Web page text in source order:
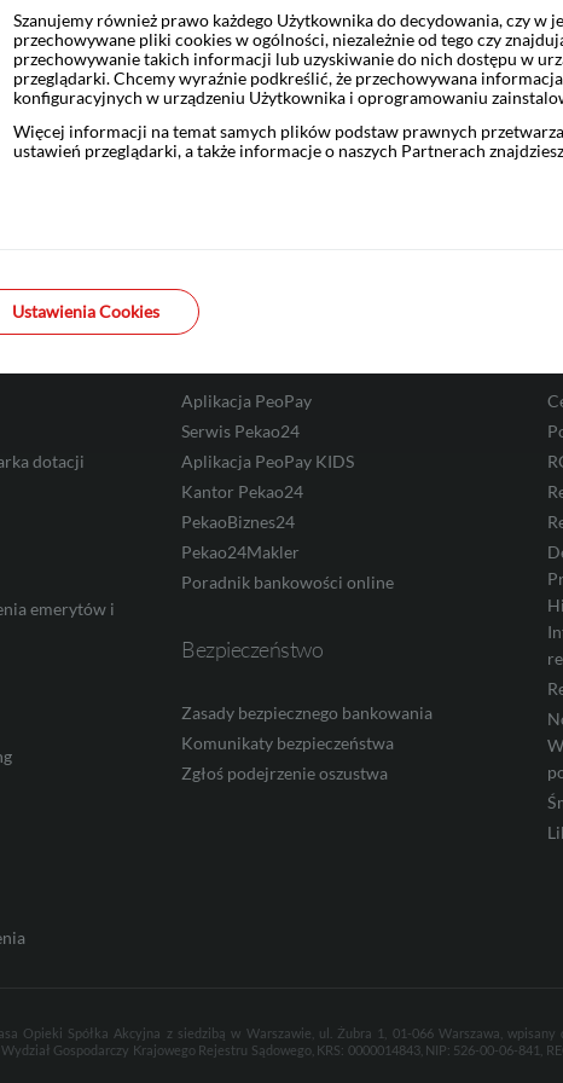
EUR
CHF
CAD
dotacji
emerytów i
Bankowość elektroniczna
Aplikacja PeoPay
Serwis Pekao24
Aplikacja PeoPay KIDS
Kantor Pekao24
PekaoBiznes24
Pekao24Makler
Poradnik bankowości online
Bezpieczeństwo
Zasady bezpiecznego bankowania
Komunikaty bezpieczeństwa
Zgłoś podejrzenie oszustwa
Opieki Spółka Akcyjna z siedzibą w Warszawie, ul. Żubra 1, 01-066 Warszawa,
Gospodarczy Krajowego Rejestru Sądowego, KRS: 0000014843, NIP: 526-00-06-841,
Szanujemy również prawo każdego Użytkownika do decydowania, czy w
przechowywane pliki cookies w ogólności, niezależnie od tego czy
przechowywanie takich informacji lub uzyskiwanie do nich dostępu w
przeglądarki. Chcemy wyraźnie podkreślić, że przechowywana
konfiguracyjnych w urządzeniu Użytkownika i oprogramowaniu
Więcej informacji na temat samych plików podstaw prawnych
ustawień przeglądarki, a także informacje o naszych Partnerach
Ustawienia Cookies